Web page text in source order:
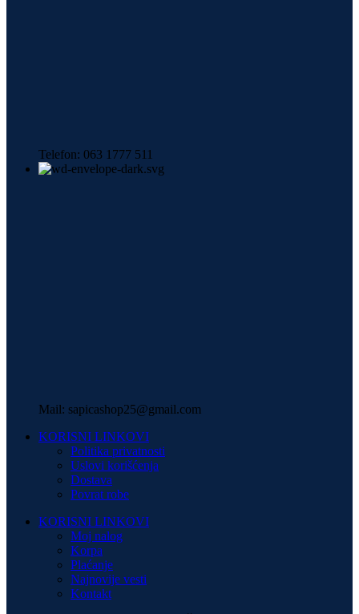
Telefon: 063 1777 511
Mail: sapicashop25@gmail.com
KORISNI LINKOVI
Politika privatnosti
Uslovi korišćenja
Dostava
Povrat robe
KORISNI LINKOVI
Moj nalog
Korpa
Plaćanje
Najnovije vesti
Kontakt